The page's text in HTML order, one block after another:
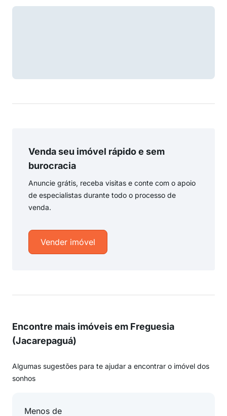
Venda seu imóvel rápido e sem
burocracia
Anuncie grátis, receba visitas e conte com o apoio
de especialistas durante todo o processo de
venda.
Vender imóvel
Encontre mais imóveis em Freguesia
(Jacarepaguá)
Algumas sugestões para te ajudar a encontrar o imóvel dos
sonhos
Menos de